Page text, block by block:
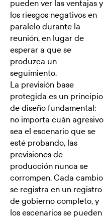
pueden ver las ventajas y
los riesgos negativos en
paralelo durante la
reunión, en lugar de
esperar a que se
produzca un
seguimiento.
La previsión base
protegida es un principio
de diseño fundamental:
no importa cuán agresivo
sea el escenario que se
esté probando, las
previsiones de
producción nunca se
corrompen. Cada cambio
se registra en un registro
de gobierno completo, y
los escenarios se pueden